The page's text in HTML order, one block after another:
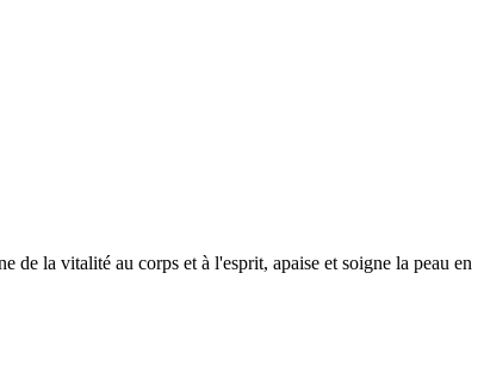
la vitalité au corps et à l'esprit, apaise et soigne la peau en